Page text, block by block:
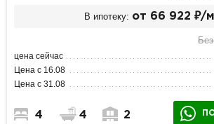
В ипотеку: от 66 922 ₽/
цена сейчас
Цена с 16.08
Цена с 31.08
4 4 2